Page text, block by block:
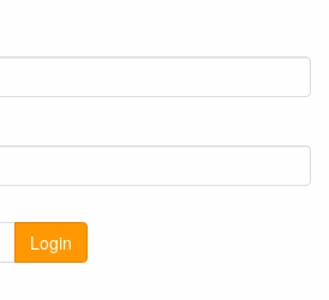
Login